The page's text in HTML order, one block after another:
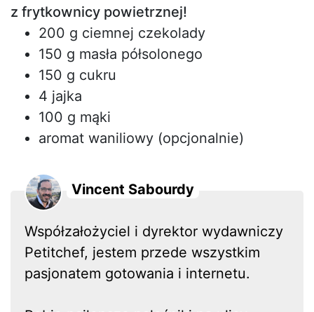
z frytkownicy powietrznej!
200 g ciemnej czekolady
150 g masła półsolonego
150 g cukru
4 jajka
100 g mąki
aromat waniliowy (opcjonalnie)
Vincent Sabourdy
Współzałożyciel i dyrektor wydawniczy
Petitchef, jestem przede wszystkim
pasjonatem gotowania i internetu.